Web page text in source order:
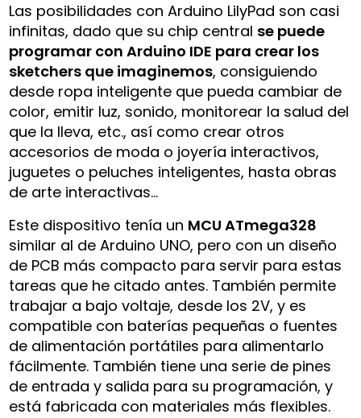
Las posibilidades con Arduino LilyPad son casi
infinitas, dado que su chip central se puede
programar con Arduino IDE para crear los
sketchers que imaginemos, consiguiendo
desde ropa inteligente que pueda cambiar de
color, emitir luz, sonido, monitorear la salud del
que la lleva, etc., así como crear otros
accesorios de moda o joyería interactivos,
juguetes o peluches inteligentes, hasta obras
de arte interactivas…
Este dispositivo tenía un MCU ATmega328
similar al de Arduino UNO, pero con un diseño
de PCB más compacto para servir para estas
tareas que he citado antes. También permite
trabajar a bajo voltaje, desde los 2V, y es
compatible con baterías pequeñas o fuentes
de alimentación portátiles para alimentarlo
fácilmente. También tiene una serie de pines
de entrada y salida para su programación, y
está fabricada con materiales más flexibles.